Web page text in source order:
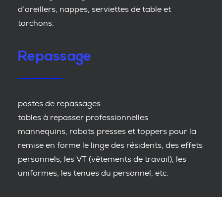
d’oreillers, nappes, serviettes de table et
torchons.
Repassage
postes de repassages
tables à repasser professionnelles
mannequins, robots presses et toppers pour la
remise en forme le linge des résidents, des effets
personnels, les VT (vêtements de travail), les
uniformes, les tenues du personnel, etc.